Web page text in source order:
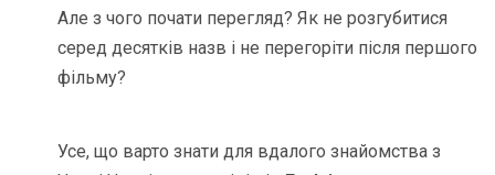
Але з чого почати перегляд? Як не розгубитися
серед десятків назв і не перегоріти після першого
фільму?
Усе, що варто знати для вдалого знайомства з